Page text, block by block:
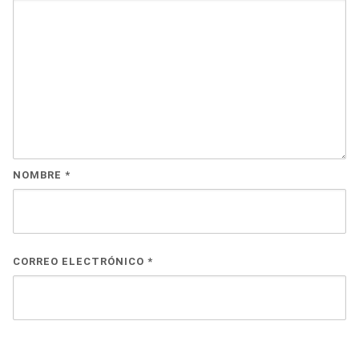
NOMBRE *
CORREO ELECTRÓNICO *